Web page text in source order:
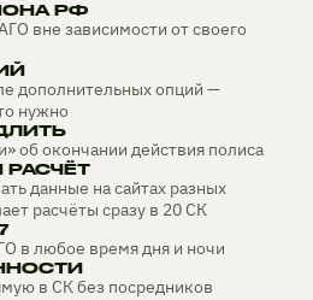
РФ
вне зависимости от своего
дополнительных опций —
нужно
об окончании действия полиса
РАСЧЁТ
данные на сайтах разных
расчёты сразу в 20 СК
в любое время дня и ночи
в СК без посредников